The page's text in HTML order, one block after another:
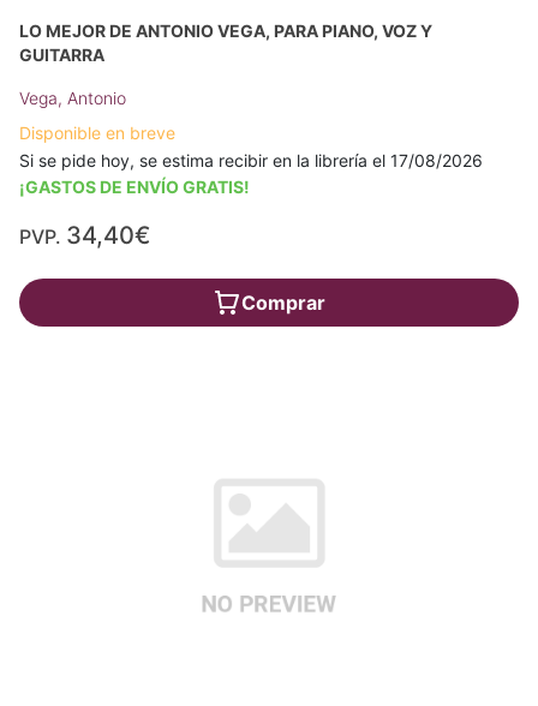
LO MEJOR DE ANTONIO VEGA, PARA PIANO, VOZ Y
GUITARRA
Vega, Antonio
Disponible en breve
Si se pide hoy, se estima recibir en la librería el 17/08/2026
¡GASTOS DE ENVÍO GRATIS!
PVP. 34,40€
Comprar